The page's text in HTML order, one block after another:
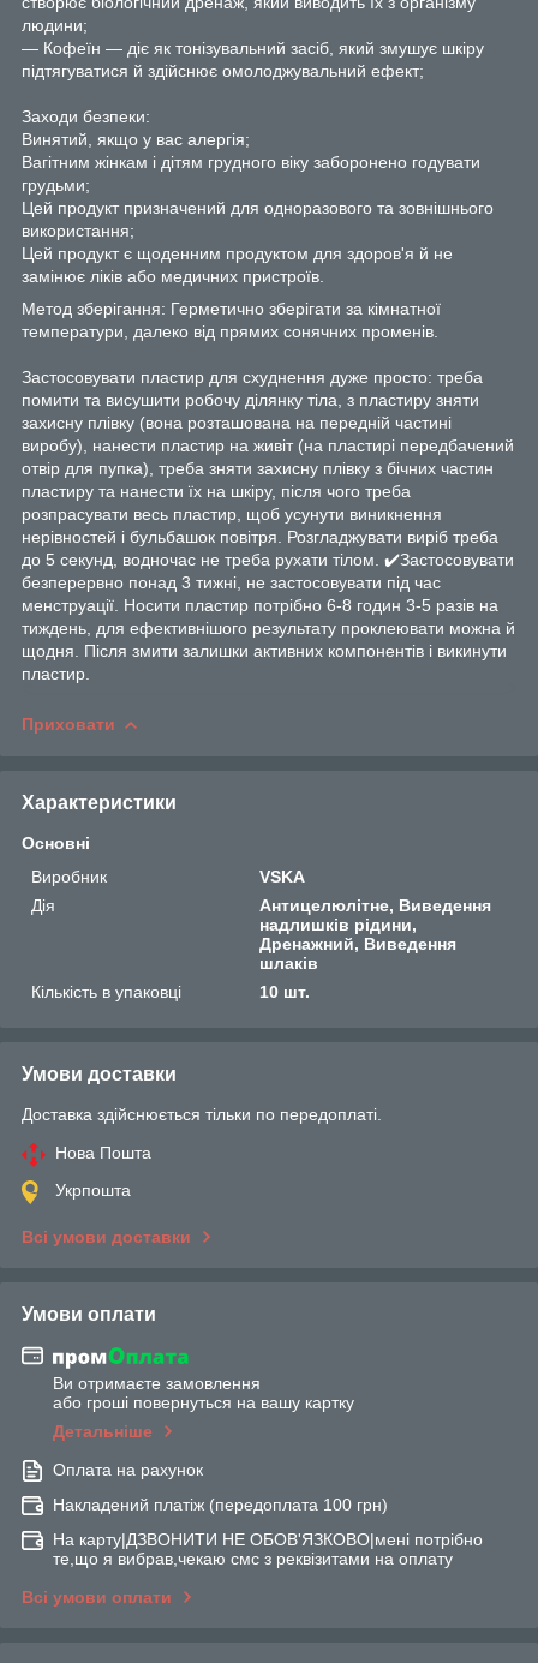
людини;
― Кофеїн — діє як тонізувальний засіб, який змушує шкіру
підтягуватися й здійснює омолоджувальний ефект;
Заходи безпеки:
Винятий, якщо у вас алергія;
Вагітним жінкам і дітям грудного віку заборонено годувати
грудьми;
Цей продукт призначений для одноразового та зовнішнього
використання;
Цей продукт є щоденним продуктом для здоров'я й не
замінює ліків або медичних пристроїв.
Метод зберігання: Герметично зберігати за кімнатної
температури, далеко від прямих сонячних променів.
Застосовувати пластир для схуднення дуже просто: треба
помити та висушити робочу ділянку тіла, з пластиру зняти
захисну плівку (вона розташована на передній частині
виробу), нанести пластир на живіт (на пластирі передбачений
отвір для пупка), треба зняти захисну плівку з бічних частин
пластиру та нанести їх на шкіру, після чого треба
розпрасувати весь пластир, щоб усунути виникнення
нерівностей і бульбашок повітря. Розгладжувати виріб треба
до 5 секунд, водночас не треба рухати тілом. ✔️Застосовувати
безперервно понад 3 тижні, не застосовувати під час
менструації. Носити пластир потрібно 6-8 годин 3-5 разів на
тиждень, для ефективнішого результату проклеювати можна й
щодня. Після змити залишки активних компонентів і викинути
пластир.
Приховати
Характеристики
Основні
Виробник
VSKA
Дія
Антицелюлітне, Виведення
надлишків рідини,
Дренажний, Виведення
шлаків
Кількість в упаковці
10 шт.
Умови доставки
Доставка здійснюється тільки по передоплаті.
Нова Пошта
Укрпошта
Всі умови доставки
Умови оплати
Ви отримаєте замовлення
або гроші повернуться на вашу картку
Детальніше
Оплата на рахунок
Накладений платіж (передоплата 100 грн)
На карту|ДЗВОНИТИ НЕ ОБОВ'ЯЗКОВО|мені потрібно
те,що я вибрав,чекаю смс з реквізитами на оплату
Всі умови оплати